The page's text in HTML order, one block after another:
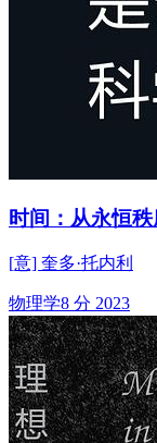
时间：从永恒
[意] 奎多·托内利
物理学8 分 2023